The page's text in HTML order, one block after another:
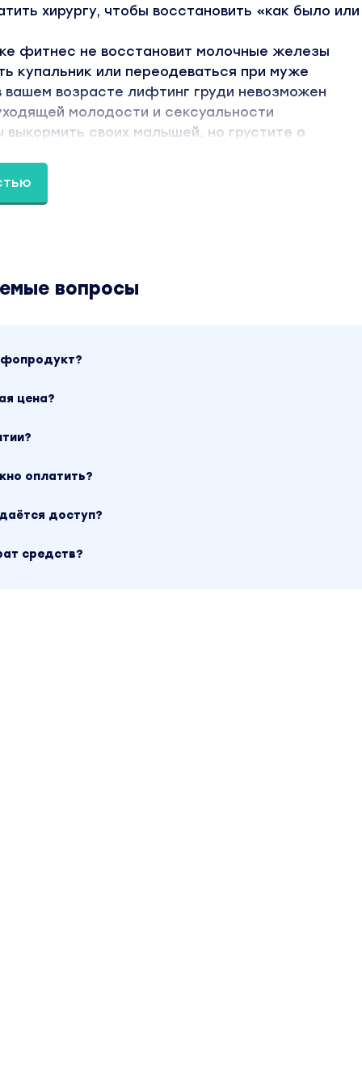
хирургу, чтобы восстановить «как было или
фитнес не восстановит молочные железы
купальник или переодеваться при муже
вашем возрасте лифтинг груди невозможен
молодости и сексуальности
выкормить своих малышей, но грустите о
«уже не та» и «надо что-то делать». Но не
страшновато
результатов. Смущает только одно –
результат
вопросы
цена?
оплатить?
доступ?
средств?